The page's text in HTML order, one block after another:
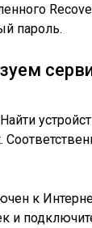
пароль.
к
и